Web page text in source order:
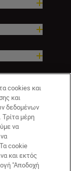
cookies και
και
δεδομένων
Τρίτα μέρη
να
cookie
και εκτός
"Αποδοχή